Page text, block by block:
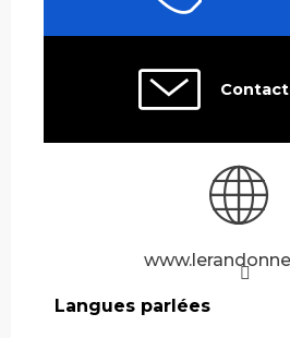
Langues parlées
Langues parlées